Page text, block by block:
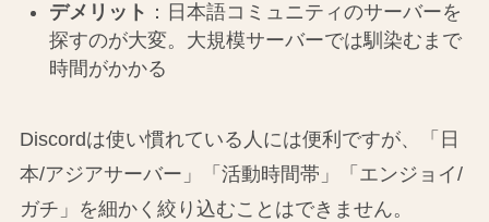
デメリット ：日本語コミュニティのサーバーを
探すのが大変。大規模サーバーでは馴染むまで
時間がかかる
Discordは使い慣れている人には便利ですが、「日
本/アジアサーバー」「活動時間帯」「エンジョイ/
ガチ」を細かく絞り込むことはできません。